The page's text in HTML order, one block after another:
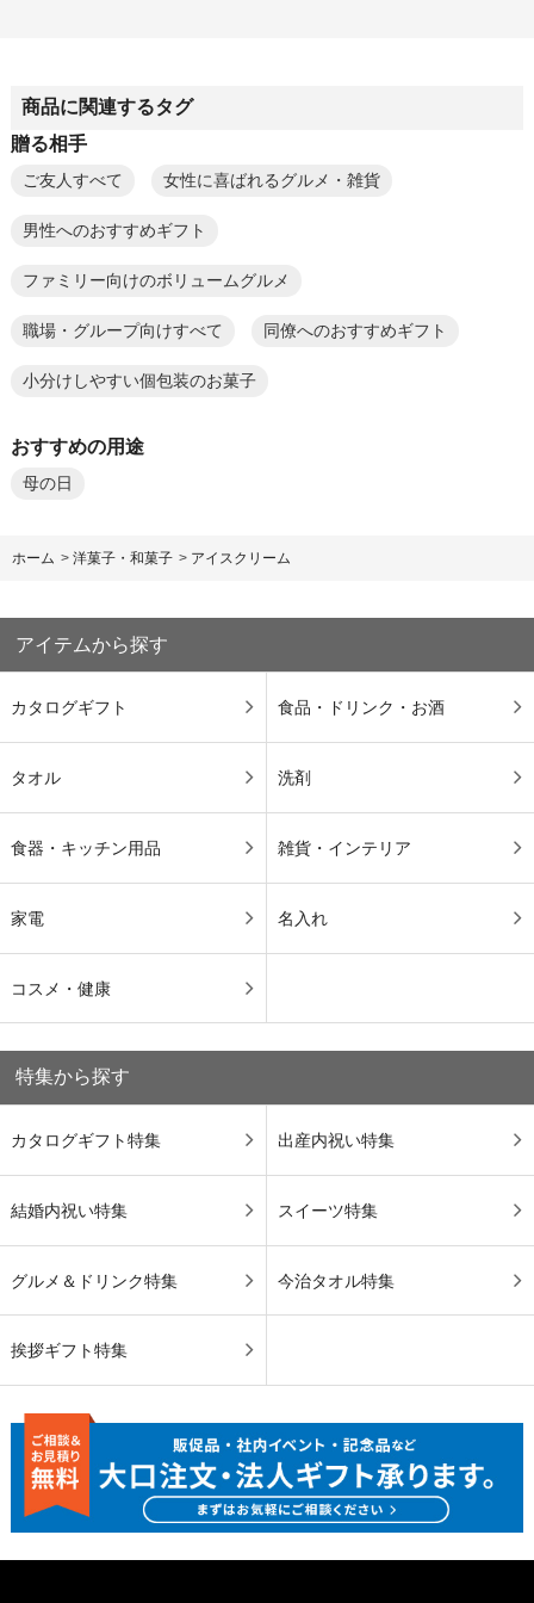
商品に関連するタグ
贈る相手
ご友人すべて 女性に喜ばれるグルメ・雑貨
男性へのおすすめギフト
ファミリー向けのボリュームグルメ
職場・グループ向けすべて 同僚へのおすすめギフト
小分けしやすい個包装のお菓子
おすすめの用途
母の日
ホーム > 洋菓子・和菓子 > アイスクリーム
アイテムから探す
カタログギフト 食品・ドリンク・お酒
タオル 洗剤
食器・キッチン用品 雑貨・インテリア
家電 名入れ
コスメ・健康
特集から探す
カタログギフト特集 出産内祝い特集
結婚内祝い特集 スイーツ特集
グルメ＆ドリンク特集 今治タオル特集
挨拶ギフト特集